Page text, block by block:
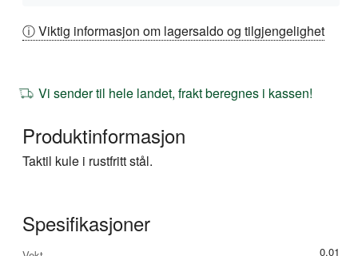
ⓘ Viktig informasjon om lagersaldo og tilgjengelighet
Vi sender til hele landet, frakt beregnes i kassen!
Produktinformasjon
Taktil kule i rustfritt stål.
Spesifikasjoner
Mer
0.01